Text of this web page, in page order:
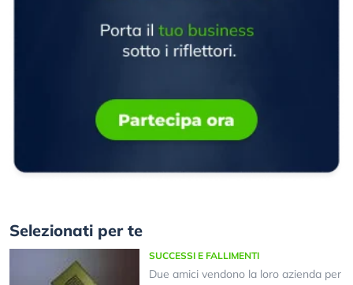
Selezionati per te
SUCCESSI E FALLIMENTI
Due amici vendono la loro azienda per